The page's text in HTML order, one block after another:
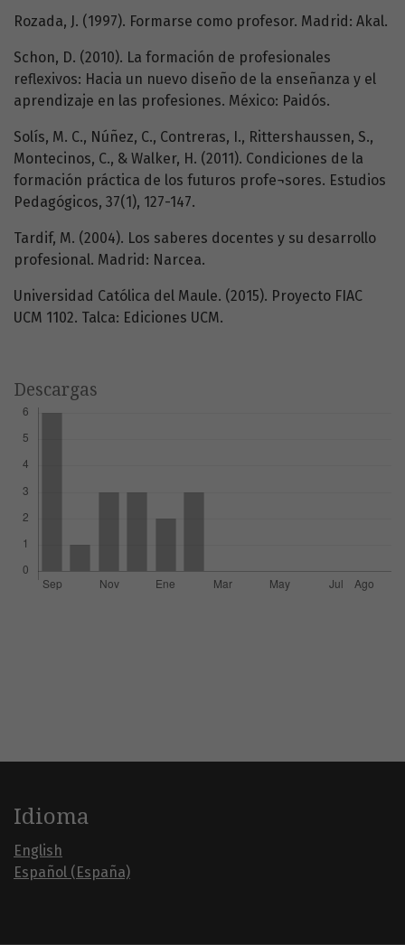
Rozada, J. (1997). Formarse como profesor. Madrid: Akal.
Schon, D. (2010). La formación de profesionales
reflexivos: Hacia un nuevo diseño de la enseñanza y el
aprendizaje en las profesiones. México: Paidós.
Solís, M. C., Núñez, C., Contreras, I., Rittershaussen, S.,
Montecinos, C., & Walker, H. (2011). Condiciones de la
formación práctica de los futuros profe¬sores. Estudios
Pedagógicos, 37(1), 127-147.
Tardif, M. (2004). Los saberes docentes y su desarrollo
profesional. Madrid: Narcea.
Universidad Católica del Maule. (2015). Proyecto FIAC
UCM 1102. Talca: Ediciones UCM.
Descargas
Idioma
English
Español (España)